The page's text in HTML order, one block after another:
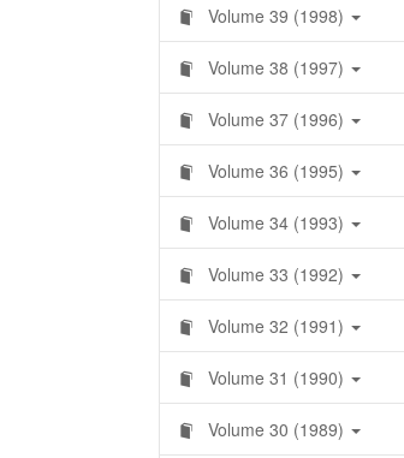
Volume 39 (1998)
Volume 38 (1997)
Volume 37 (1996)
Volume 36 (1995)
Volume 34 (1993)
Volume 33 (1992)
Volume 32 (1991)
Volume 31 (1990)
Volume 30 (1989)